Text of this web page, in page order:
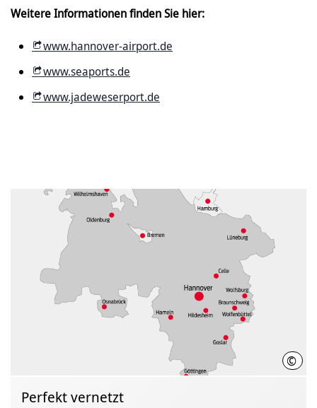
Weitere Informationen finden Sie hier:
www.hannover-airport.de
www.seaports.de
www.jadeweserport.de
©
Perfekt vernetzt